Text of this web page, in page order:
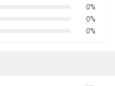
0%
0%
0%